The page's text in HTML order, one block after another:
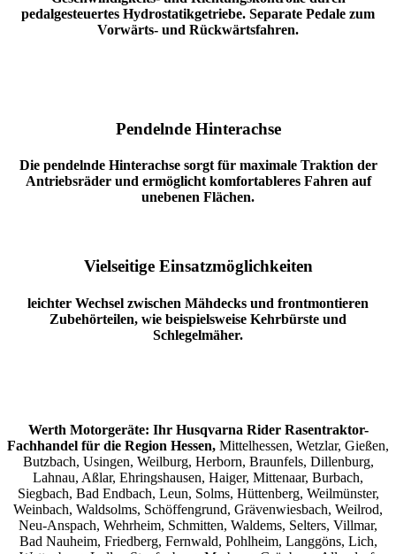
pedalgesteuertes Hydrostatikgetriebe. Separate Pedale zum
Vorwärts- und Rückwärtsfahren.
Pendelnde Hinterachse
Die pendelnde Hinterachse sorgt für maximale Traktion der
Antriebsräder und ermöglicht komfortableres Fahren auf
unebenen Flächen.
Vielseitige Einsatzmöglichkeiten
leichter Wechsel zwischen Mähdecks und frontmontieren
Zubehörteilen, wie beispielsweise Kehrbürste und
Schlegelmäher.
Werth Motorgeräte: Ihr Husqvarna Rider Rasentraktor-
Fachhandel für die Region Hessen, Mittelhessen, Wetzlar, Gießen,
Butzbach, Usingen, Weilburg, Herborn, Braunfels, Dillenburg,
Lahnau, Aßlar, Ehringshausen, Haiger, Mittenaar, Burbach,
Siegbach, Bad Endbach, Leun, Solms, Hüttenberg, Weilmünster,
Weinbach, Waldsolms, Schöffengrund, Grävenwiesbach, Weilrod,
Neu-Anspach, Wehrheim, Schmitten, Waldems, Selters, Villmar,
Bad Nauheim, Friedberg, Fernwald, Pohlheim, Langgöns, Lich,